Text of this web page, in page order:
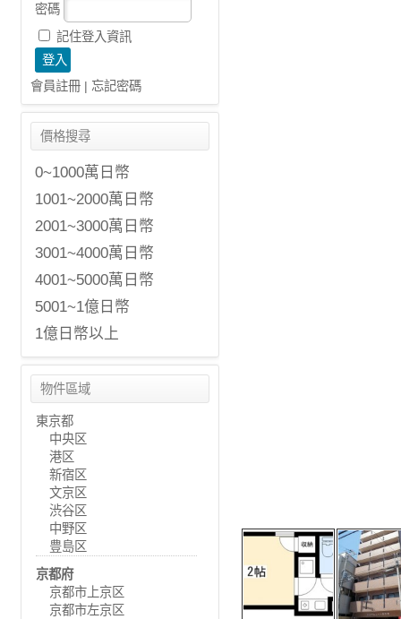
密碼
記住登入資訊
會員註冊 | 忘記密碼
價格搜尋
0~1000萬日幣
1001~2000萬日幣
2001~3000萬日幣
3001~4000萬日幣
4001~5000萬日幣
5001~1億日幣
1億日幣以上
物件區域
東京都
中央区
港区
新宿区
文京区
渋谷区
中野区
豊島区
京都府
京都市上京区
京都市左京区